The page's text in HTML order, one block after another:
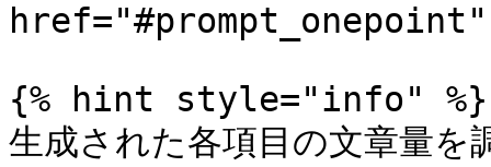
{% hint style="info" %}
生成された各項目の文章量を